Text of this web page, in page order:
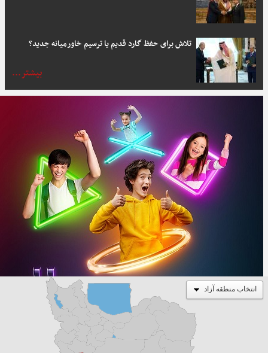
تلاش برای حفظ گارد قدیم یا ترسیم خاورمیانه جدید؟
بیشتر